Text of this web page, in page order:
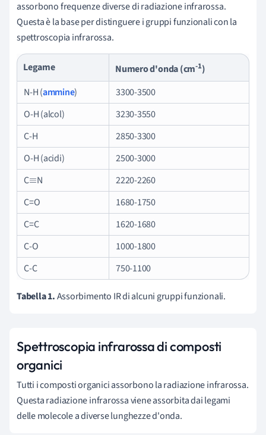
assorbono frequenze diverse di radiazione infrarossa.
Questa è la base per distinguere i gruppi funzionali con la
spettroscopia infrarossa.
Legame Numero d'onda (cm-1)
N-H (ammine)
3300-3500
O-H (alcol)
3230-3550
C-H
2850-3300
O-H (acidi)
2500-3000
C≡ N
2220-2260
C=O
1680-1750
C=C
1620-1680
C-O
1000-1800
C-C
750-1100
Tabella 1.Assorbimento IR di alcuni gruppi funzionali.
Spettroscopia infrarossa di composti
organici
Tutti i composti organici assorbono la radiazione infrarossa.
Questa radiazione infrarossa viene assorbita dai legami
delle molecole a diverse lunghezze d'onda.